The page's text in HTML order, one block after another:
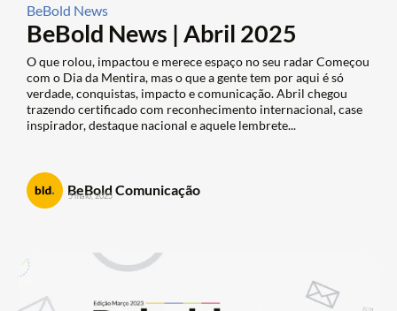
BeBold News
BeBold News | Abril 2025
O que rolou, impactou e merece espaço no seu radar Começou
com o Dia da Mentira, mas o que a gente tem por aqui é só
verdade, conquistas, impacto e comunicação. Abril chegou
trazendo certificado com reconhecimento internacional, case
inspirador, destaque nacional e aquele lembrete...
BeBold Comunicação
5 maio, 2025